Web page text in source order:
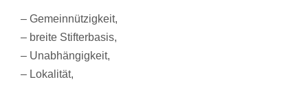
– Gemeinnützigkeit,
– breite Stifterbasis,
– Unabhängigkeit,
– Lokalität,